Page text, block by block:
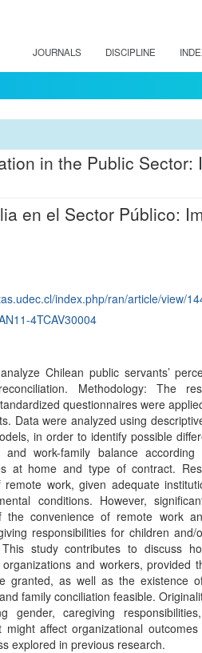
JOURNALS DISCIPLINE
in the Public Sector:
en el Sector Público:
index.php/ran/article/view/
4TCAV30004
Chilean public servants’
Methodology: The
questionnaires were
Data were analyzed using
in order to identify possible
and work-family balance
at home and type of contract.
remote work, given adequate
conditions. However,
the convenience of remote work
responsibilities for children
This study contributes to discuss
and workers, provided
granted, as well as the existence
family conciliation feasible.
gender, caregiving
might affect organizational
explored in previous research.